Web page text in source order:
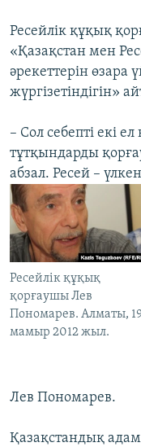
Ресейлік құқық
«Қазақстан мен
әрекеттерін өзара
жүргізетіндігін»
– Сол себепті екі
тұтқындарды
абзал. Ресей –
Ресейлік құқық
қорғаушы Лев
Пономарев. Алматы,
мамыр 2012 жыл.
Лев Пономарев.
Қазақстандық